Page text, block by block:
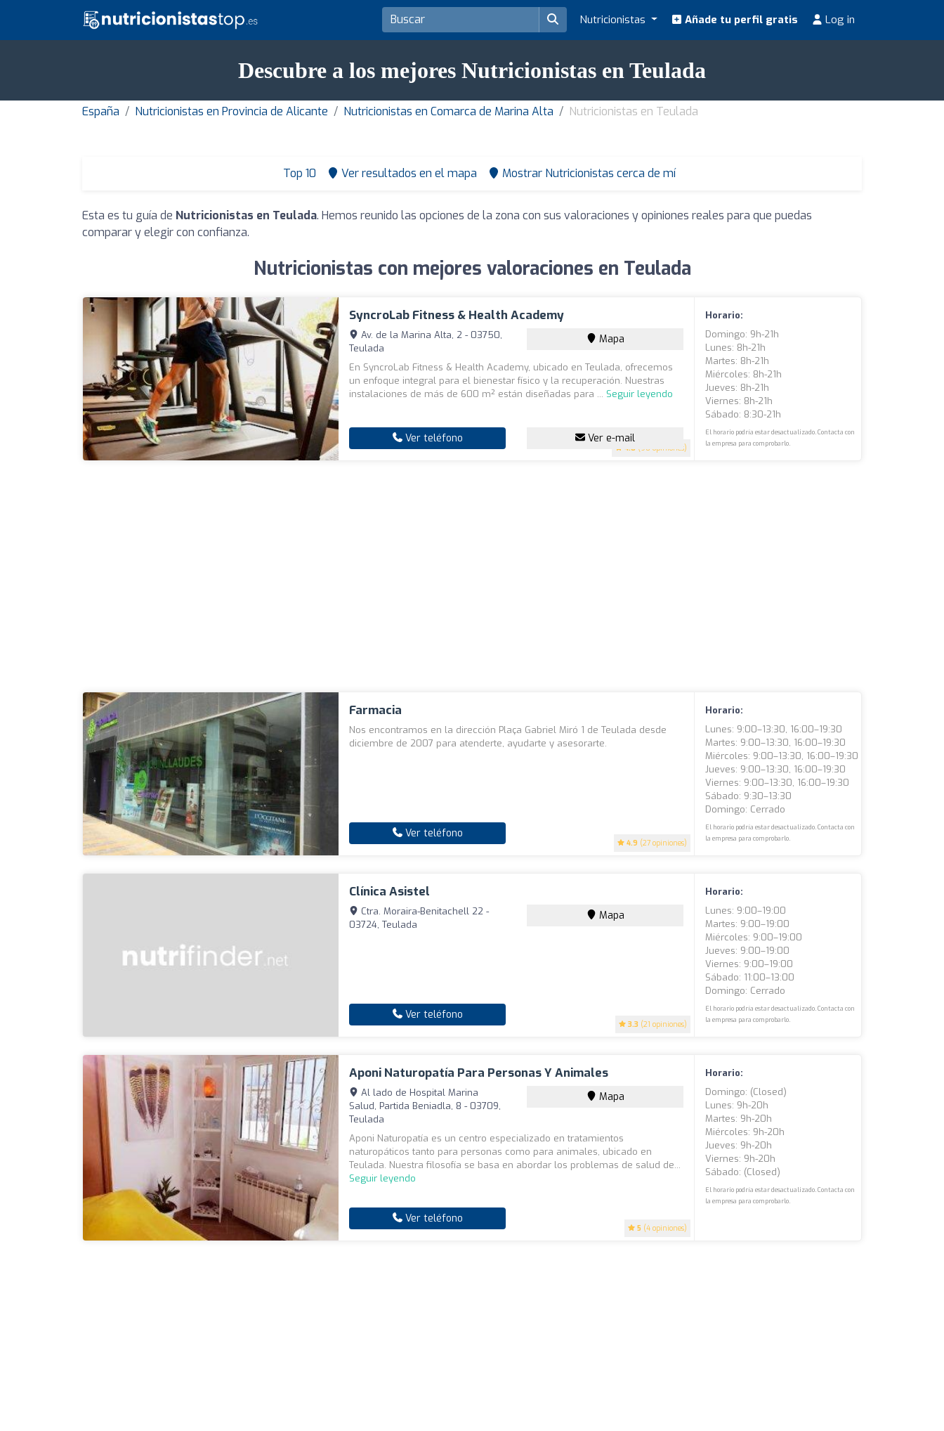
Nutricionistas Añade tu perfil gratis Log in
Descubre a los mejores Nutricionistas en Teulada
España Nutricionistas en Provincia de Alicante Nutricionistas en Comarca de Marina Alta Nutricionistas en Teulada
Top 10 Ver resultados en el mapa Mostrar Nutricionistas cerca de mí
Esta es tu guía de Nutricionistas en Teulada. Hemos reunido las opciones de la zona con sus valoraciones y opiniones reales para que puedas
comparar y elegir con confianza.
Nutricionistas con mejores valoraciones en Teulada
SyncroLab Fitness & Health Academy
4.8 (90 opiniones)
Av. de la Marina Alta, 2 - 03750,
Teulada
Mapa
En SyncroLab Fitness & Health Academy, ubicado en Teulada, ofrecemos
un enfoque integral para el bienestar físico y la recuperación. Nuestras
instalaciones de más de 600 m² están diseñadas para ... Seguir leyendo
Ver teléfono Ver e-mail
Horario:
Domingo: 9h-21h
Lunes: 8h-21h
Martes: 8h-21h
Miércoles: 8h-21h
Jueves: 8h-21h
Viernes: 8h-21h
Sábado: 8:30-21h
El horario podría estar desactualizado. Contacta con
la empresa para comprobarlo.
Farmacia
4.9 (27 opiniones)
Nos encontramos en la dirección Plaça Gabriel Miró 1 de Teulada desde
diciembre de 2007 para atenderte, ayudarte y asesorarte.
Ver teléfono
Horario:
Lunes: 9:00–13:30, 16:00–19:30
Martes: 9:00–13:30, 16:00–19:30
Miércoles: 9:00–13:30, 16:00–19:30
Jueves: 9:00–13:30, 16:00–19:30
Viernes: 9:00–13:30, 16:00–19:30
Sábado: 9:30–13:30
Domingo: Cerrado
El horario podría estar desactualizado. Contacta con
la empresa para comprobarlo.
Clínica Asistel
3.3 (21 opiniones)
Ctra. Moraira-Benitachell 22 -
03724, Teulada
Mapa
Ver teléfono
Horario:
Lunes: 9:00–19:00
Martes: 9:00–19:00
Miércoles: 9:00–19:00
Jueves: 9:00–19:00
Viernes: 9:00–19:00
Sábado: 11:00–13:00
Domingo: Cerrado
El horario podría estar desactualizado. Contacta con
la empresa para comprobarlo.
Aponi Naturopatía Para Personas Y Animales
5 (4 opiniones)
Al lado de Hospital Marina
Salud, Partida Beniadla, 8 - 03709,
Teulada
Mapa
Aponi Naturopatía es un centro especializado en tratamientos
naturopáticos tanto para personas como para animales, ubicado en
Teulada. Nuestra filosofía se basa en abordar los problemas de salud de...
Seguir leyendo
Ver teléfono
Horario:
Domingo: (closed)
Lunes: 9h-20h
Martes: 9h-20h
Miércoles: 9h-20h
Jueves: 9h-20h
Viernes: 9h-20h
Sábado: (closed)
El horario podría estar desactualizado. Contacta con
la empresa para comprobarlo.